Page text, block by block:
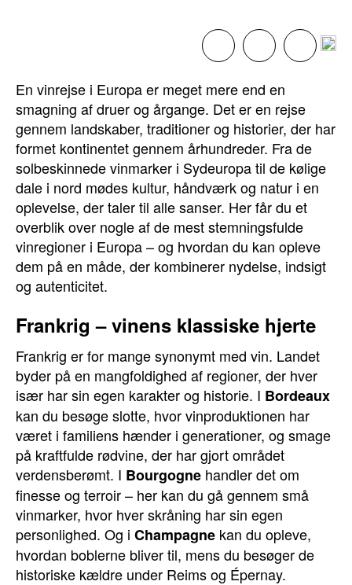
En vinrejse i Europa er meget mere end en
smagning af druer og årgange. Det er en rejse
gennem landskaber, traditioner og historier, der har
formet kontinentet gennem århundreder. Fra de
solbeskinnede vinmarker i Sydeuropa til de kølige
dale i nord mødes kultur, håndværk og natur i en
oplevelse, der taler til alle sanser. Her får du et
overblik over nogle af de mest stemningsfulde
vinregioner i Europa – og hvordan du kan opleve
dem på en måde, der kombinerer nydelse, indsigt
og autenticitet.
Frankrig – vinens klassiske hjerte
Frankrig er for mange synonymt med vin. Landet
byder på en mangfoldighed af regioner, der hver
især har sin egen karakter og historie. I Bordeaux
kan du besøge slotte, hvor vinproduktionen har
været i familiens hænder i generationer, og smage
på kraftfulde rødvine, der har gjort området
verdensberømt. I Bourgogne handler det om
finesse og terroir – her kan du gå gennem små
vinmarker, hvor hver skråning har sin egen
personlighed. Og i Champagne kan du opleve,
hvordan boblerne bliver til, mens du besøger de
historiske kældre under Reims og Épernay.